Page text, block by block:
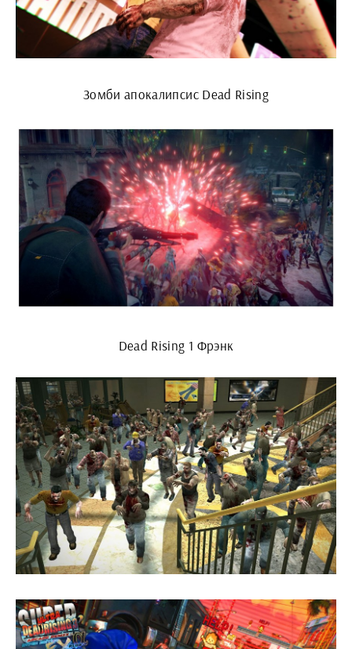
Зомби апокалипсис Dead Rising
Dead Rising 1 Фрэнк